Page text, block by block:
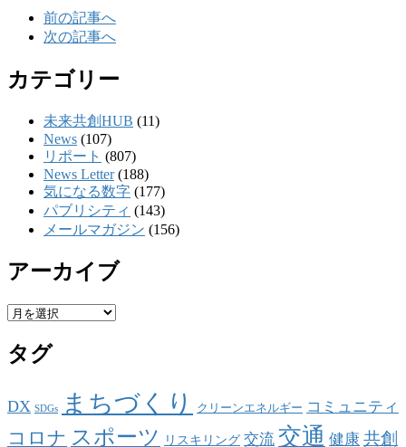
前の記事へ
次の記事へ
カテゴリー
未来共創HUB (11)
News (107)
リポート (807)
News Letter(188)
気になる数字 (177)
パブリシティ (143)
メールマガジン (156)
アーカイブ
ア
カ
イ
タグ
DX SDGs まちづくり クリーンエネルギー コミュニティ
コロナ スポーツ リスキリング 交流 交通 健康 共創